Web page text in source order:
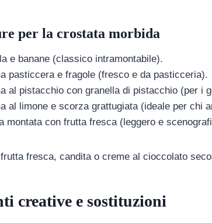
per la crostata morbida
e banane (classico intramontabile).
pasticcera e fragole (fresco e da pasticceria).
al pistacchio con granella di pistacchio (per i
al limone e scorza grattugiata (ideale per chi
montata con frutta fresca (leggero e
fresca, candita o creme al cioccolato
creative e sostituzioni